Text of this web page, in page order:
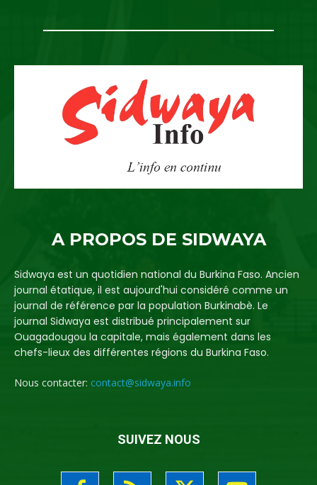
A PROPOS DE SIDWAYA
Sidwaya est un quotidien national du Burkina Faso. Ancien
journal étatique, il est aujourd'hui considéré comme un
journal de référence par la population Burkinabè. Le
journal Sidwaya est distribué principalement sur
Ouagadougou la capitale, mais également dans les
chefs-lieux des différentes régions du Burkina Faso.
Nous contacter: contact@sidwaya.info
SUIVEZ NOUS